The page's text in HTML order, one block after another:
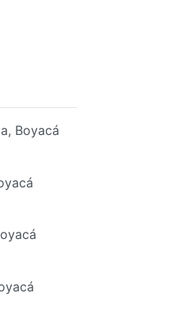
Boyacá